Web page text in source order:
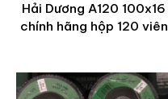
Hải Dương A120 100x16
chính hãng hộp 120 viên